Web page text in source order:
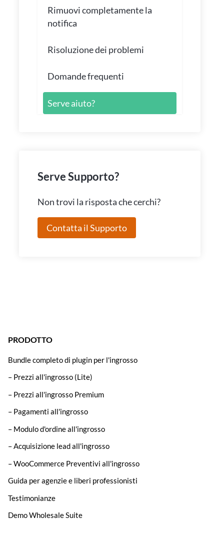
Rimuovi completamente la
notifica
Risoluzione dei problemi
Domande frequenti
Serve aiuto?
Serve Supporto?
Non trovi la risposta che cerchi?
Contatta il Supporto
PRODOTTO
Bundle completo di plugin per l'ingrosso
– Prezzi all'ingrosso (Lite)
– Prezzi all'ingrosso Premium
– Pagamenti all'ingrosso
– Modulo d'ordine all'ingrosso
– Acquisizione lead all'ingrosso
– WooCommerce Preventivi all'ingrosso
Guida per agenzie e liberi professionisti
Testimonianze
Demo Wholesale Suite